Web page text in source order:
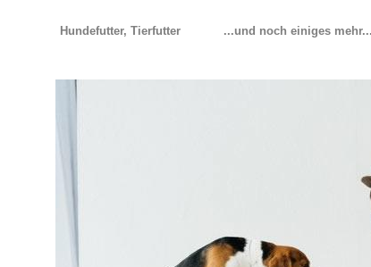
Hundefutter, Tierfutter ...und noch einiges mehr...